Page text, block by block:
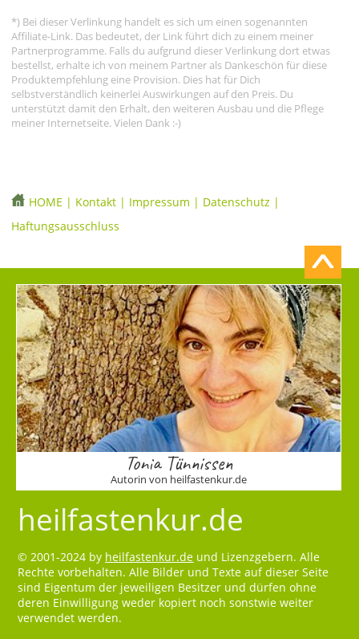
*) Bei dieser Verlinkung handelt es sich um einen sogenannten
Affiliate-Link. Das bedeutet, der Link führt dich zu einem meiner
Partnerprogramme. Falls du aufgrund dieser Verlinkung dort etwas
bestellst, erhalte ich von meinem Partner als Dankeschön für diese
Produktempfehlung eine Provision. Dies hat für Dich
selbstverständlich keinerlei Auswirkungen auf den Preis. Du
unterstützt damit den Erhalt, den weiteren Ausbau und die Pflege
meiner Internetseite. Vielen Dank :-)
HOME | Kontakt | Impressum | Datenschutz |
Haftungsausschluss
Tonia Tünnissen
Autorin von heilfastenkur.de
heilfastenkur.de
© 2001-2024 by heilfastenkur.de und Lizenzgebern. Alle
Rechte vorbehalten. Alle Bilder und Texte auf dieser Seite
sind Eigentum der jeweiligen Besitzer und dürfen ohne
deren Einwilligung weder kopiert noch sonstwie weiter
verwendet werden.